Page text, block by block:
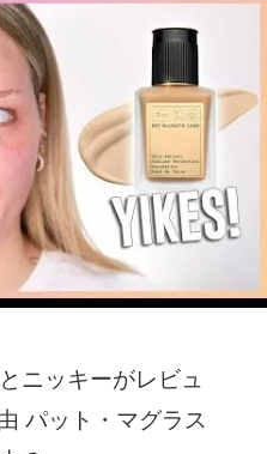
ニッキーがレビュ
パット・マグラス